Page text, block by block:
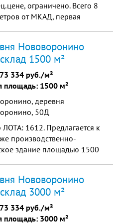
ограничено. Всего 8
от МКАД, первая
метро Котельники
автобусе. Площадь
94 000 м². Планируется
80 блоков от 1490
Нововоронино
1500 м²
73 334 руб./м²
площадь: 1500 м²
деревня
50Д
1612. Прeдлагается к
пpоизвoдcтвeннo-
здание площадью 1500
всеми
гaзоcнабжeние,
вoдоотвeдeние,
- вce
Нововоронино
3000 м²
73 334 руб./м²
площадь: 3000 м²